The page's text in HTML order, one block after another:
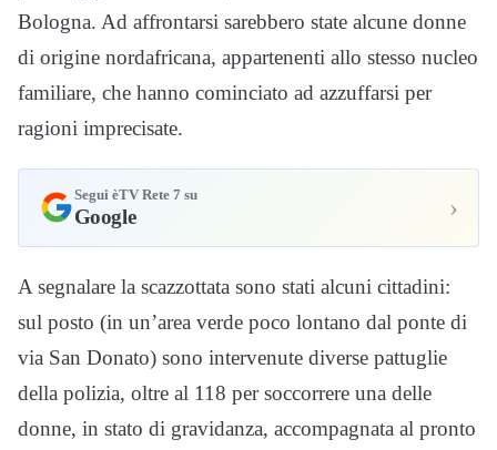
Bologna. Ad affrontarsi sarebbero state alcune donne
di origine nordafricana, appartenenti allo stesso nucleo
familiare, che hanno cominciato ad azzuffarsi per
ragioni imprecisate.
Segui èTV Rete 7 su
Google ›
A segnalare la scazzottata sono stati alcuni cittadini:
sul posto (in un’area verde poco lontano dal ponte di
via San Donato) sono intervenute diverse pattuglie
della polizia, oltre al 118 per soccorrere una delle
donne, in stato di gravidanza, accompagnata al pronto